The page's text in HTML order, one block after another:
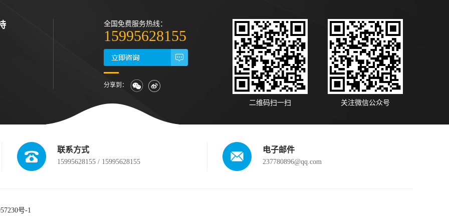
全国免费服务热线：
15995628155
分享到：
二维码扫一扫 关注微信公众号
联系方式
15995628155 / 15995628155
电子邮件
237780896@qq.com
号-1